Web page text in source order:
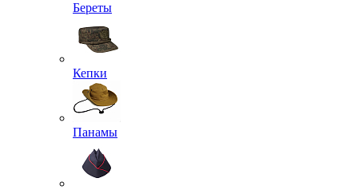
Береты
Кепки
Панамы